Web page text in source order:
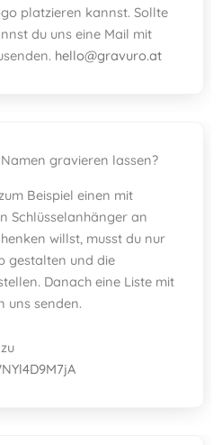
platzieren kannst. Sollte
du uns eine Mail mit
hello@gravuro.at
gravieren lassen?
Beispiel einen mit
Schlüsselanhänger an
willst, musst du nur
gestalten und die
Danach eine Liste mit
uns senden.